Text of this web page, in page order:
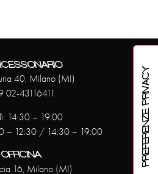
40, Milano (MI)
02-43116411
14:30 – 19:00
– 12:30 / 14:30 – 19:00
OFFICINA
16, Milano (MI)